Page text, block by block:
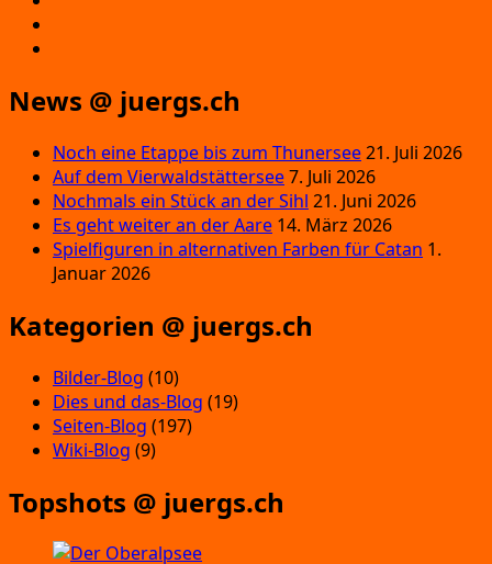
News @ juergs.ch
Noch eine Etappe bis zum Thunersee21. Juli 2026
Auf dem Vierwaldstättersee7. Juli 2026
Nochmals ein Stück an der Sihl 21. Juni 2026
Es geht weiter an der Aare 14. März 2026
Spielfiguren in alternativen Farben für Catan 1.
Januar 2026
Kategorien @ juergs.ch
Bilder-Blog (10)
Dies und das-Blog (19)
Seiten-Blog (197)
Wiki-Blog (9)
Topshots @ juergs.ch